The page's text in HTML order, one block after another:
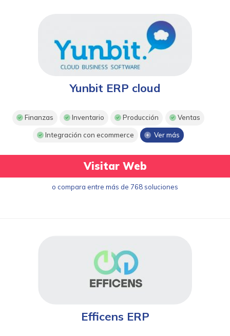
Yunbit ERP cloud
Finanzas Inventario Producción Ventas
Integración con ecommerce Ver más
Visitar Web
o compara entre más de 768 soluciones
Efficens ERP